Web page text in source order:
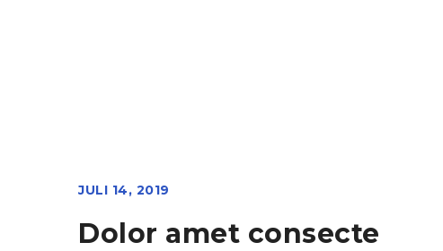
JULI 14, 2019
Dolor amet consecte